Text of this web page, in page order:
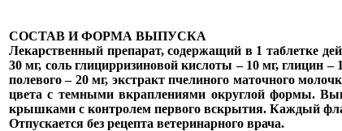
СОСТАВ И ФОРМА ВЫПУСКА
Лекарственный препарат, содержащий в 1 таблетке
30 мг, соль глицирризиновой кислоты – 10 мг, глицин
полевого – 20 мг, экстракт пчелиного маточного
цвета с темными вкраплениями округлой формы.
крышками с контролем первого вскрытия. Каждый
Отпускается без рецепта ветеринарного врача.